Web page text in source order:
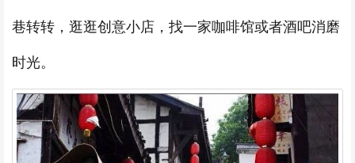
巷转转，逛逛创意小店，找一家咖啡馆或者酒吧消磨
时光。